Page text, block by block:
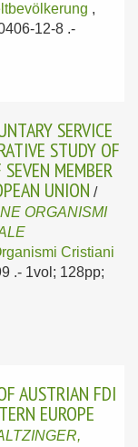
,
12-8 .-
SERVICE
STUDY OF
MEMBER
UNION /
ORGANISMI
Cristiani
.- 1vol; 128pp;
AUSTRIAN FDI
EUROPE